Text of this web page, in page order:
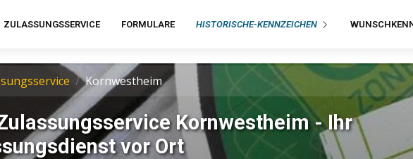
ZULASSUNGSSERVICE FORMULARE HISTORISCHE-KENNZEICHEN
Kornwestheim
Kornwestheim - Ihr
vor Ort